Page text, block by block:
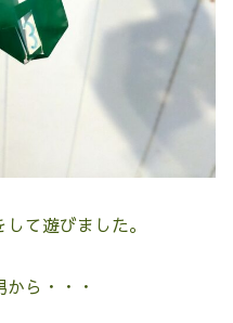
て遊びました。
ら・・・